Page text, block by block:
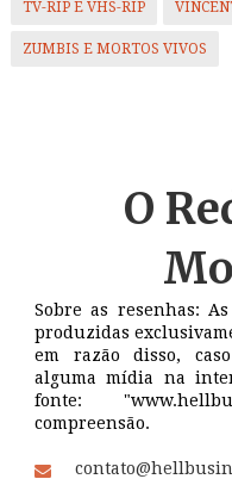
TV-RIP E VHS-RIP
ZUMBIS E MORTOS VIVOS
O
Sobre as resenhas:
produzidas
em razão disso,
alguma mídia na
fonte:
compreensão.